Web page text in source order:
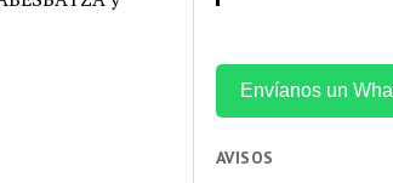
Envíanos un
AVISOS